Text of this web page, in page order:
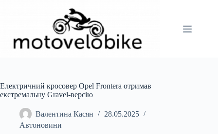
Електричний кросовер Opel Frontera отримав
екстремальну Gravel-версію
Валентина Касян
28.05.2025
Автоновини